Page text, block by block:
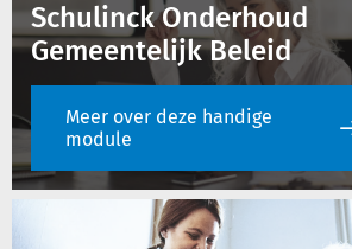
Schulinck Onderhoud
Gemeentelijk Beleid
Meer over deze handige
module